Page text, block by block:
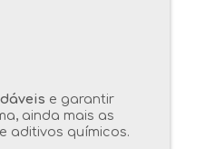
e garantir
ainda mais as
aditivos químicos.